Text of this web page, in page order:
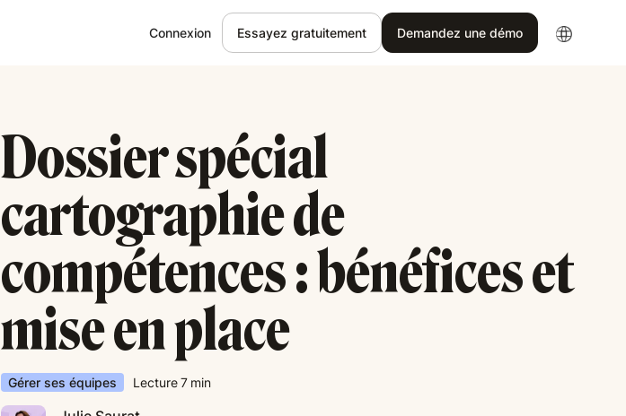
Connexion Essayez gratuitement Demandez une démo
Dossier spécial
cartographie de
compétences : bénéfices et
mise en place
Gérer ses équipes Lecture7 min